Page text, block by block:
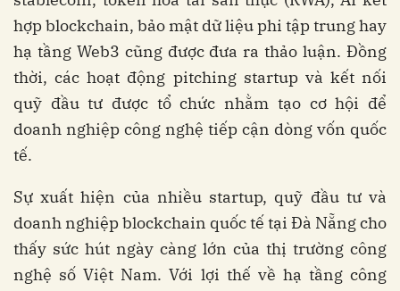
hợp blockchain, bảo mật dữ liệu phi tập trung hay
hạ tầng Web3 cũng được đưa ra thảo luận. Đồng
thời, các hoạt động pitching startup và kết nối
quỹ đầu tư được tổ chức nhằm tạo cơ hội để
doanh nghiệp công nghệ tiếp cận dòng vốn quốc
tế.
Sự xuất hiện của nhiều startup, quỹ đầu tư và
doanh nghiệp blockchain quốc tế tại Đà Nẵng cho
thấy sức hút ngày càng lớn của thị trường công
nghệ số Việt Nam. Với lợi thế về hạ tầng công